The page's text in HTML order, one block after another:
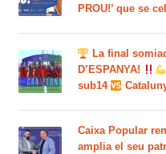
PROU!’ que se
La final
D’ESPANYA!
sub14
Caixa Popular
amplia el seu